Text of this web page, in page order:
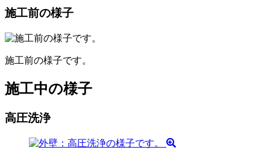
施工前の様子
施工前の様子です。
施工中の様子
高圧洗浄